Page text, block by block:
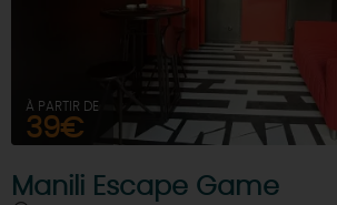
À PARTIR DE
39€
Manili Escape Game